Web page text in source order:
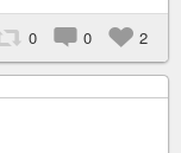
0 0 2